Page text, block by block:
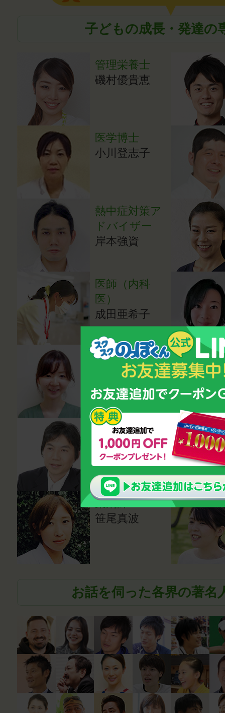
子どもの成長・発達の
管理栄養士
磯村優貴恵
医学博士
小川登志子
熱中症対策ア
ドバイザー
岸本強資
医師（内科
医）
成田亜希子
医師（小児科
湯田貴江
心理カウンセ
ラー・講師
鈴木雅幸
薬剤師
笹尾真波
お話を伺った各界の著名